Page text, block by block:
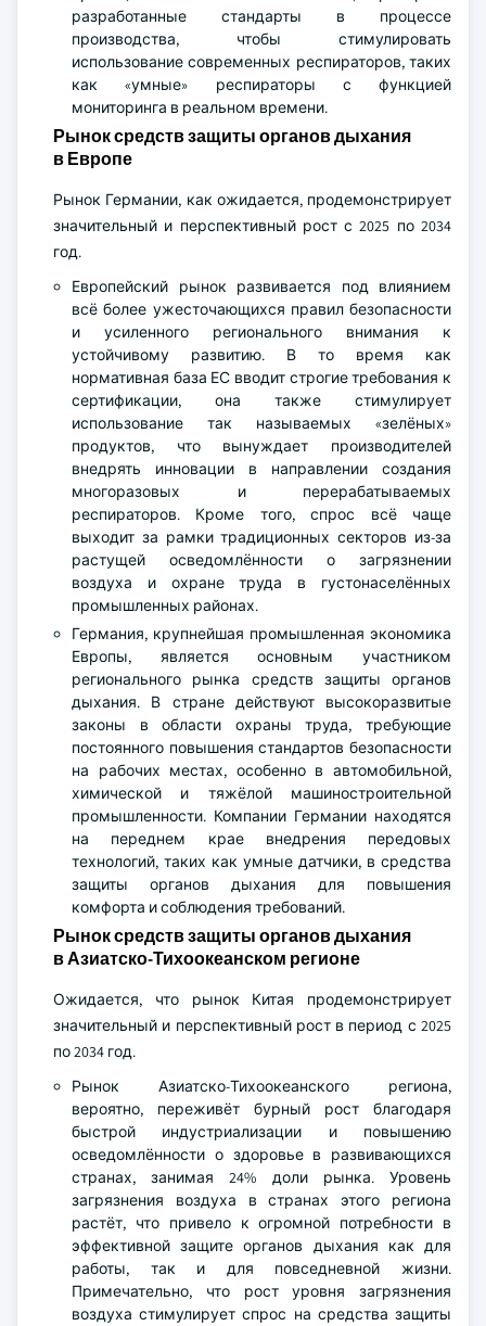
разработанные стандарты в процессе
производства, чтобы стимулировать
использование современных респираторов, таких
как «умные» респираторы с функцией
мониторинга в реальном времени.
Рынок средств защиты органов дыхания
в Европе
Рынок Германии, как ожидается, продемонстрирует
значительный и перспективный рост с 2025 по 2034
год.
Европейский рынок развивается под влиянием
всё более ужесточающихся правил безопасности
и усиленного регионального внимания к
устойчивому развитию. В то время как
нормативная база ЕС вводит строгие требования к
сертификации, она также стимулирует
использование так называемых «зелёных»
продуктов, что вынуждает производителей
внедрять инновации в направлении создания
многоразовых и перерабатываемых
респираторов. Кроме того, спрос всё чаще
выходит за рамки традиционных секторов из-за
растущей осведомлённости о загрязнении
воздуха и охране труда в густонаселённых
промышленных районах.
Германия, крупнейшая промышленная экономика
Европы, является основным участником
регионального рынка средств защиты органов
дыхания. В стране действуют высокоразвитые
законы в области охраны труда, требующие
постоянного повышения стандартов безопасности
на рабочих местах, особенно в автомобильной,
химической и тяжёлой машиностроительной
промышленности. Компании Германии находятся
на переднем крае внедрения передовых
технологий, таких как умные датчики, в средства
защиты органов дыхания для повышения
комфорта и соблюдения требований.
Рынок средств защиты органов дыхания
в Азиатско-Тихоокеанском регионе
Ожидается, что рынок Китая продемонстрирует
значительный и перспективный рост в период с 2025
по 2034 год.
Рынок Азиатско-Тихоокеанского региона,
вероятно, переживёт бурный рост благодаря
быстрой индустриализации и повышению
осведомлённости о здоровье в развивающихся
странах, занимая 24% доли рынка. Уровень
загрязнения воздуха в странах этого региона
растёт, что привело к огромной потребности в
эффективной защите органов дыхания как для
работы, так и для повседневной жизни.
Примечательно, что рост уровня загрязнения
воздуха стимулирует спрос на средства защиты